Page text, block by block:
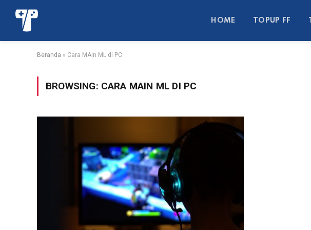
HOME TOPUP FF
Beranda » Cara MAin ML di PC
BROWSING: CARA MAIN ML DI PC